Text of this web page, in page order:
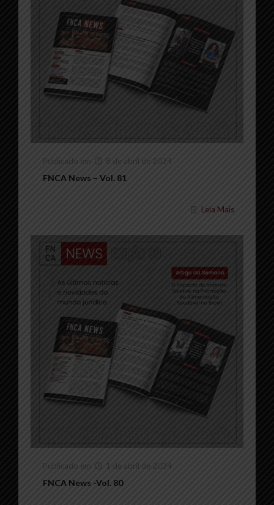
Publicado em 8 de abril de 2024
FNCA News – Vol. 81
Leia Mais
Publicado em 1 de abril de 2024
FNCA News -Vol. 80